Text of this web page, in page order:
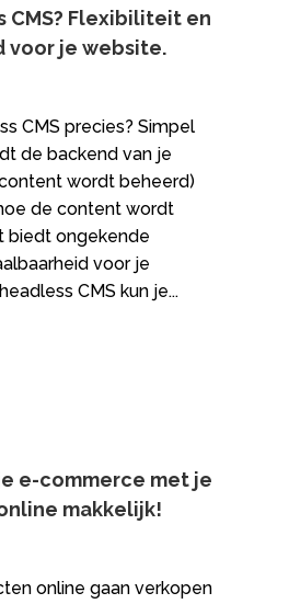
CMS? Flexibiliteit en
voor je website.​
CMS precies? Simpel
de backend van je
wordt beheerd)
de content wordt
biedt ongekende
voor je
CMS kun je...
e-commerce met je
makkelijk!
online gaan verkopen